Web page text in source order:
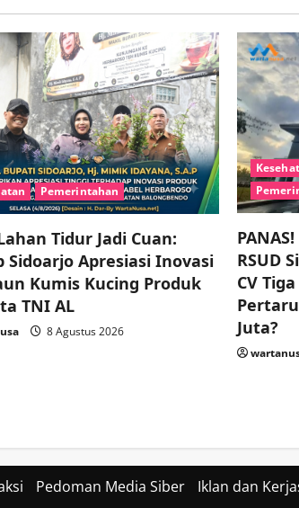
Pemerintahan
Tidur Jadi Cuan:
Sidoarjo Apresiasi Inovasi
Kumis Kucing Produk
TNI AL
8 Agustus 2026
RSUD
CV
Juta?
Pedoman Media Siber Iklan dan